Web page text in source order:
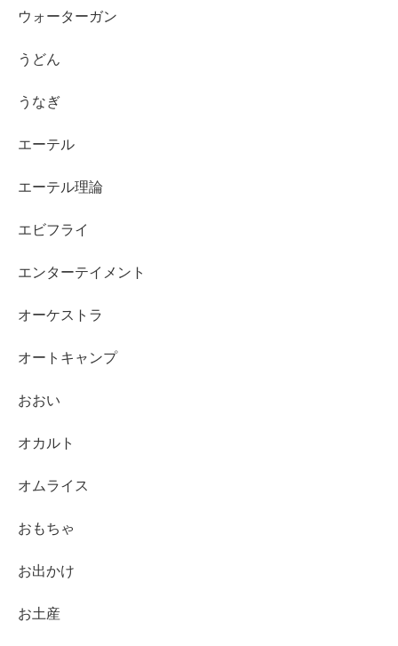
ウォーターガン
うどん
うなぎ
エーテル
エーテル理論
エビフライ
エンターテイメント
オーケストラ
オートキャンプ
おおい
オカルト
オムライス
おもちゃ
お出かけ
お土産